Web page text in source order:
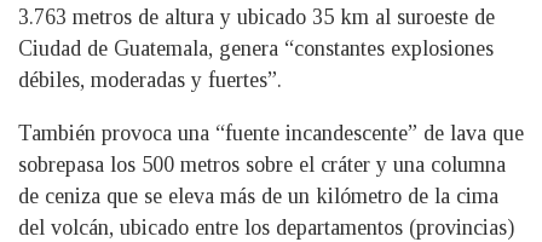
3.763 metros de altura y ubicado 35 km al suroeste de
Ciudad de Guatemala, genera “constantes explosiones
débiles, moderadas y fuertes”.
También provoca una “fuente incandescente” de lava que
sobrepasa los 500 metros sobre el cráter y una columna
de ceniza que se eleva más de un kilómetro de la cima
del volcán, ubicado entre los departamentos (provincias)